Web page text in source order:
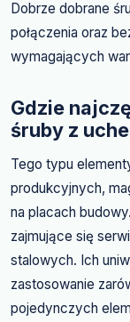
Dobrze dobrane
połączenia oraz
wymagających
Gdzie
śruby z
Tego typu
produkcyjnych,
na placach
zajmujące się
stalowych. Ich
zastosowanie
pojedynczych